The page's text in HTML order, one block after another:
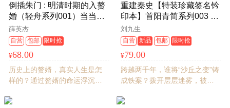
倒插朱门 : 明清时期的入赘
婚（轻舟系列001）当当专
享特装书 作者亲签钤印+布
面精装+书口刷边+限量编号
2000册+定制婚书藏书票，
飞机盒+珍珠棉发货
薛英杰
自营 包邮 限时抢
¥68.00
历史上的赘婿，真实人生是怎
样的？通过赘婿的命运浮沉，
婚姻成为阶层流动的筹码，门
重建秦史【特装珍藏签名钤
印本】首阳青简系列003 作
者亲签钤印+短绒布封面+三
口刷边+专属藏书票+飞机盒
珍珠棉发货
刘九生
自营 新品 包邮 限时抢
¥79.00
跨越两千年，谁将“沙丘之变”铸
成铁案？拨开层层迷雾，被遮